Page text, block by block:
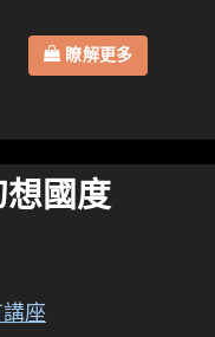
瞭解更多
國度
座